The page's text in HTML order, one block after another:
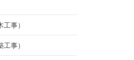
事）
事）